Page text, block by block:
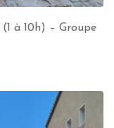
à 10h) – Groupe